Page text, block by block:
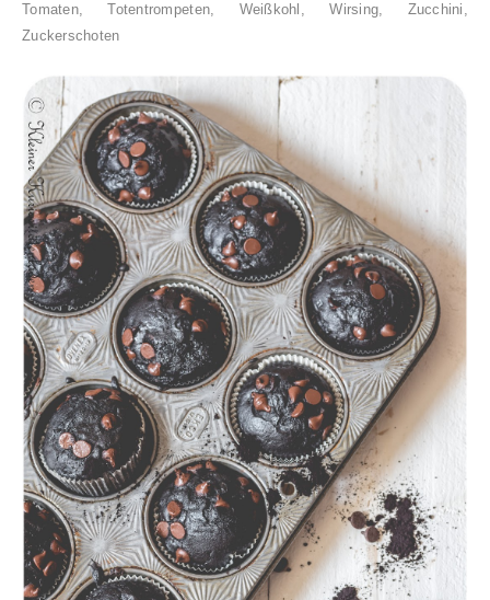
Tomaten, Totentrompeten, Weißkohl, Wirsing, Zucchini,
Zuckerschoten